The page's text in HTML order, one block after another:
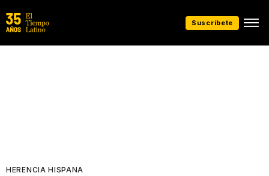
Suscríbete
HERENCIA HISPANA